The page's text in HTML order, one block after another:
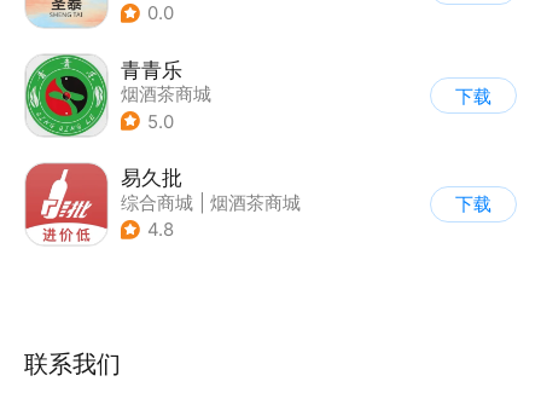
0.0
青青乐
烟酒茶商城
5.0
下载
易久批
综合商城
烟酒茶商城
4.8
下载
联系我们